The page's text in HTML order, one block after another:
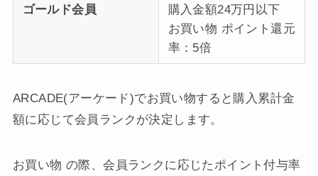
ゴールド会員
購入金額24万円以下
お買い物 ポイント還元
率：5倍
ARCADE(アーケード)でお買い物すると購入累計金
額に応じて会員ランクが決定します。
お買い物 の際、会員ランクに応じたポイント付与率